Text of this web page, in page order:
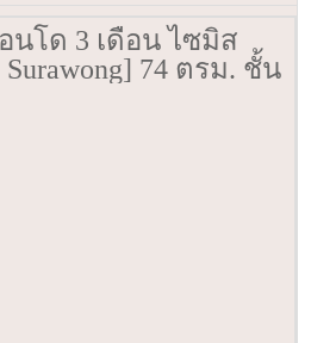
นโด 3 เดือน ไซมิส
Surawong] 74 ตรม. ชั้น